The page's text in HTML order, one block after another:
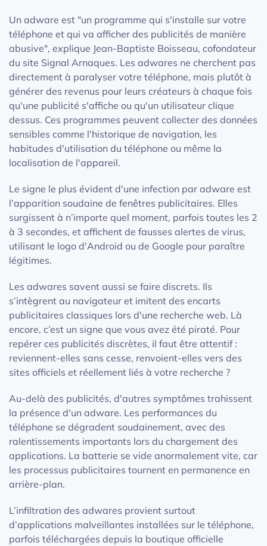
Un adware est "un programme qui s'installe sur votre
téléphone et qui va afficher des publicités de manière
abusive", explique Jean-Baptiste Boisseau, cofondateur
du site Signal Arnaques. Les adwares ne cherchent pas
directement à paralyser votre téléphone, mais plutôt à
générer des revenus pour leurs créateurs à chaque fois
qu'une publicité s'affiche ou qu'un utilisateur clique
dessus. Ces programmes peuvent collecter des données
sensibles comme l'historique de navigation, les
habitudes d'utilisation du téléphone ou même la
localisation de l'appareil.
Le signe le plus évident d'une infection par adware est
l'apparition soudaine de fenêtres publicitaires. Elles
surgissent à n’importe quel moment, parfois toutes les 2
à 3 secondes, et affichent de fausses alertes de virus,
utilisant le logo d'Android ou de Google pour paraître
légitimes.
Les adwares savent aussi se faire discrets. Ils
s’intègrent au navigateur et imitent des encarts
publicitaires classiques lors d'une recherche web. Là
encore, c’est un signe que vous avez été piraté. Pour
repérer ces publicités discrètes, il faut être attentif :
reviennent-elles sans cesse, renvoient-elles vers des
sites officiels et réellement liés à votre recherche ?
Au-delà des publicités, d'autres symptômes trahissent
la présence d'un adware. Les performances du
téléphone se dégradent soudainement, avec des
ralentissements importants lors du chargement des
applications. La batterie se vide anormalement vite, car
les processus publicitaires tournent en permanence en
arrière-plan.
L’infiltration des adwares provient surtout
d’applications malveillantes installées sur le téléphone,
parfois téléchargées depuis la boutique officielle